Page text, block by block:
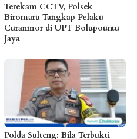
Terekam CCTV, Polsek
Biromaru Tangkap Pelaku
Curanmor di UPT Bolupountu
Jaya
Polda Sulteng: Bila Terbukti